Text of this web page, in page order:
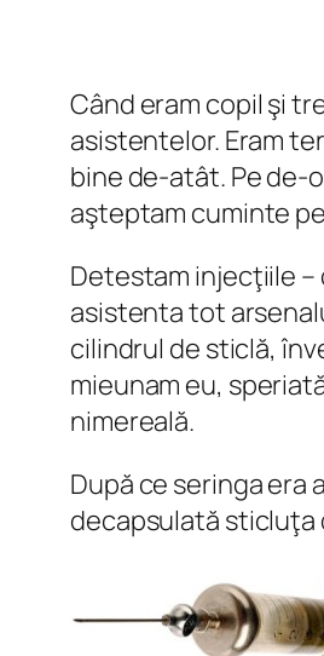
Când eram copil şi
asistentelor. Eram
bine de-atât. Pe de-
aşteptam cuminte pe
Detestam injecţiile –
asistenta tot
cilindrul de sticlă,
mieunam eu,
nimereală.
După ce seringa era
decapsulată sticluţa